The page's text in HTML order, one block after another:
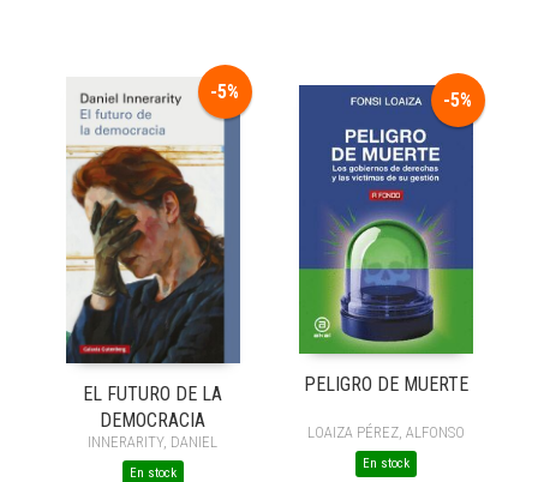
-5%
EL FUTURO DE LA
DEMOCRACIA
INNERARITY, DANIEL
En stock
-5%
PELIGRO DE MUERTE
LOAIZA PÉREZ, ALFONSO
En stock